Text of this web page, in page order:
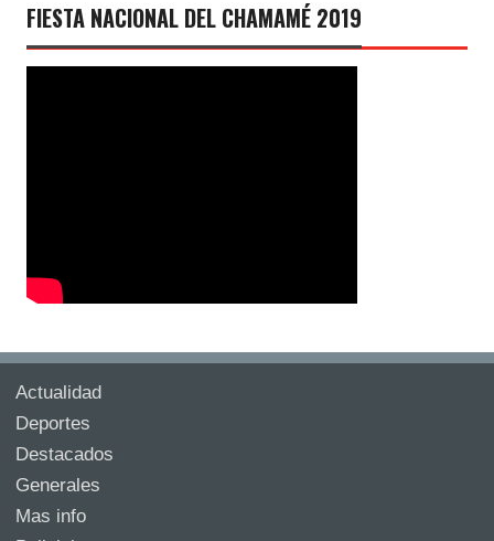
FIESTA NACIONAL DEL CHAMAMÉ 2019
Actualidad
Deportes
Destacados
Generales
Mas info